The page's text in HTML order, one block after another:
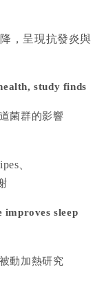
，呈現抗發炎與
study finds
菌群的影響
、
improves sleep
動加熱研究